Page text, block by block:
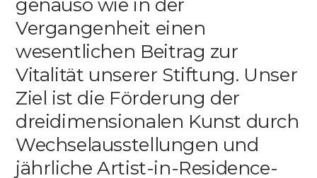
Unterstützung
DE EN IT
genauso wie in der
Vergangenheit einen
wesentlichen Beitrag zur
Vitalität unserer Stiftung. Unser
Ziel ist die Förderung der
dreidimensionalen Kunst durch
Wechselausstellungen und
jährliche Artist-in-Residence-